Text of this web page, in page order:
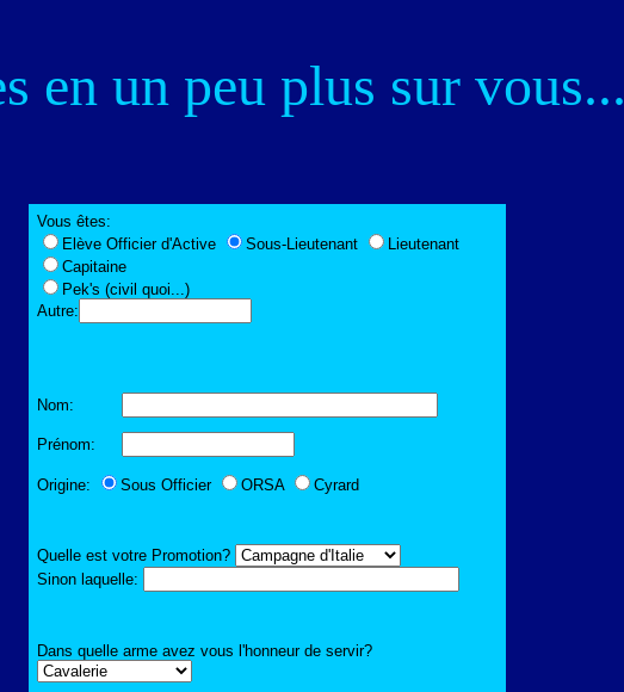
en un peu plus sur vous...
Vous êtes:
Elève Officier d'Active
Sous-Lieutenant
Lieutenant
Capitaine
Pek's (civil quoi...)
Autre:
Nom:
Prénom:
Origine: Sous Officier ORSA Cyrard
Quelle est votre Promotion?
Sinon laquelle:
Dans quelle arme avez vous l'honneur de servir?